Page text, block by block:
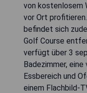
von kostenlosem
vor Ort
befindet sich
Golf Course
verfügt über 3
Badezimmer,
Essbereich und
einem Flachbild-